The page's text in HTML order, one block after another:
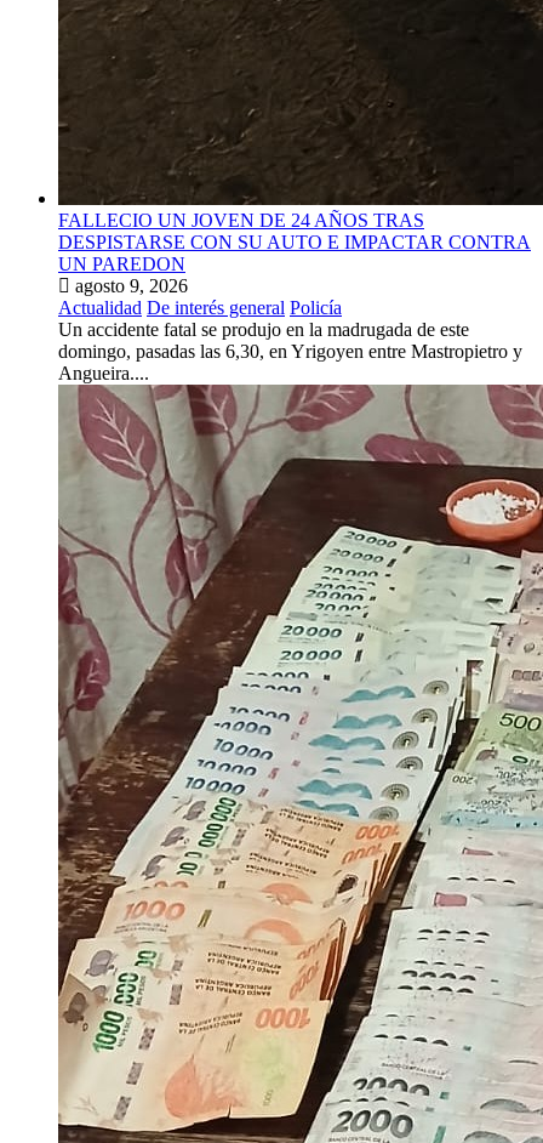
FALLECIO UN JOVEN DE 24 AÑOS TRAS
DESPISTARSE CON SU AUTO E IMPACTAR CONTRA
UN PAREDON
agosto 9, 2026
Actualidad De interés general Policía
Un accidente fatal se produjo en la madrugada de este
domingo, pasadas las 6,30, en Yrigoyen entre Mastropietro y
Angueira....